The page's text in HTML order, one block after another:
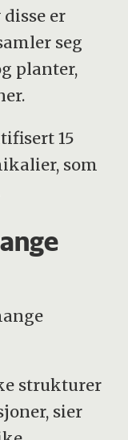
er
seg
planter,
15
som
strukturer
sier